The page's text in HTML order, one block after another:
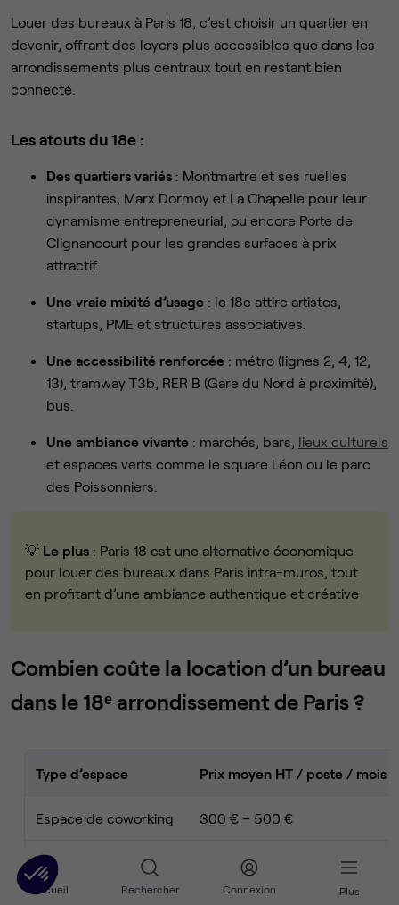
Accueil Rechercher Connexion Plus
Louer des bureaux à Paris 18, c’est choisir un quartier en
devenir, offrant des loyers plus accessibles que dans les
arrondissements plus centraux tout en restant bien
connecté.
Les atouts du 18e :
Des quartiers variés : Montmartre et ses ruelles
inspirantes, Marx Dormoy et La Chapelle pour leur
dynamisme entrepreneurial, ou encore Porte de
Clignancourt pour les grandes surfaces à prix
attractif.
Une vraie mixité d’usage : le 18e attire artistes,
startups, PME et structures associatives.
Une accessibilité renforcée : métro (lignes 2, 4, 12,
13), tramway T3b, RER B (Gare du Nord à proximité),
bus.
Une ambiance vivante : marchés, bars, lieux culturels
et espaces verts comme le square Léon ou le parc
des Poissonniers.
💡 Le plus : Paris 18 est une alternative économique
pour louer des bureaux dans Paris intra-muros, tout
en profitant d’une ambiance authentique et créative
Combien coûte la location d’un bureau
dans le 18ᵉ arrondissement de Paris ?
Type d’espace Prix moyen HT / poste / mois
Espace de coworking 300 € – 500 €
Bureau privatif 450 € – 650 €